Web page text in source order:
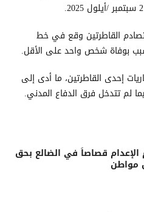
القاطرتين وقع في خط
بوفاة شخص واحد على الأقل.
إحدى القاطرتين، ما أدى إلى
لم تتدخل فرق الدفاع المدني.
الإعدام قصاصاً في الضالع بحق
مواطن